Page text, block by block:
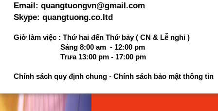
Email: quangtuongvn@gmail.com
Skype: quangtuong.co.ltd
Giờ làm việc : Thứ hai đến Thứ bảy ( CN & Lễ nghỉ )
Sáng 8:00 am - 12:00 pm
Trưa 13:00 pm - 17:00 pm
Chính sách quy định chung - Chính sách bảo mật thông tin